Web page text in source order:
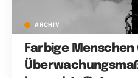
ARCHIV
Farbige